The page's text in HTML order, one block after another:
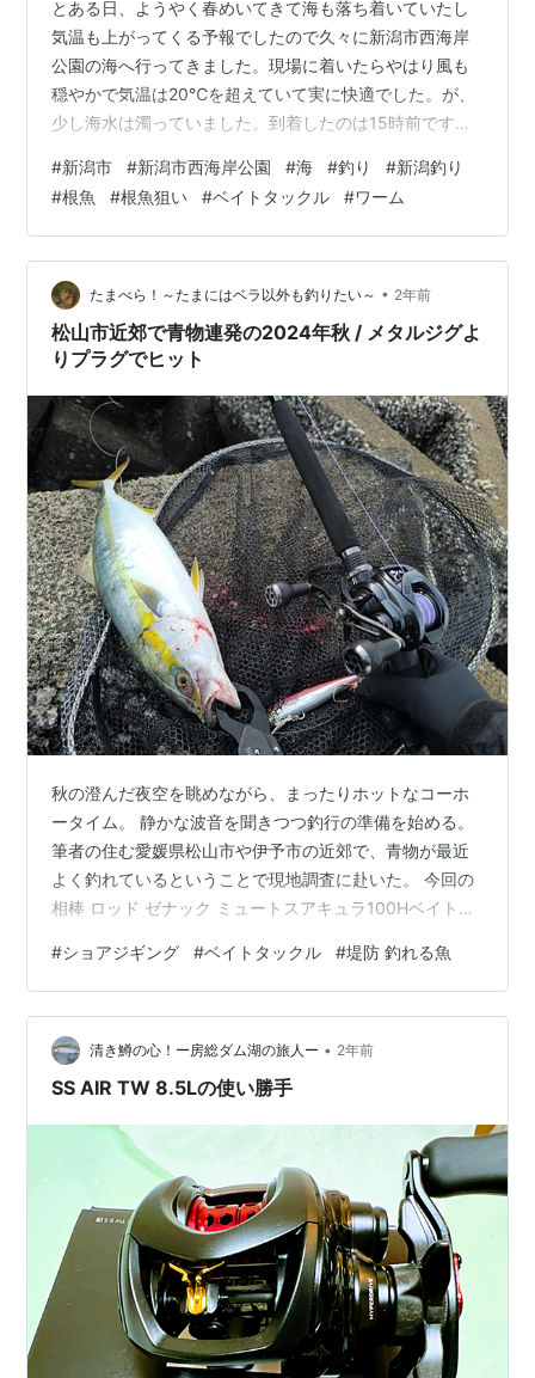
とある日、ようやく春めいてきて海も落ち着いていたし
気温も上がってくる予報でしたので久々に新潟市西海岸
公園の海へ行ってきました。現場に着いたらやはり風も
穏やかで気温は20℃を超えていて実に快適でした。が、
少し海水は濁っていました。到着したのは15時前です、
す。 で、観察するとコンクリートの岩に海藻がまだ付い
ていなくて白い！何か嫌な予感がしました。まだ海の中
は冬、水温は低いままみたいで、それを見越してこの日
は根魚狙いとしたのですが思っていたよりも更に良くな
いみたい。行く前に第九管区海上保安本部・館内各地の
水温をチェックしていたのですがそれによりますと…
#新潟市 #新潟市西海岸公園 #海 #釣り #新潟釣り
#根魚 #根魚狙い #ベイトタックル #ワーム
たまべら！～たまにはベラ以外も釣りたい～ • 2年前
松山市近郊で青物連発の2024年秋 / メタルジグよ
りプラグでヒット
秋の澄んだ夜空を眺めながら、まったりホットなコーホ
ータイム。 静かな波音を聞きつつ釣行の準備を始める。
筆者の住む愛媛県松山市や伊予市の近郊で、青物が最近
よく釣れているということで現地調査に赴いた。 今回の
相棒 ロッド ゼナック ミュートスアキュラ100Hベイトモ
レーキの安定感は流石の一言。 別日にはこちらの赤いリ
ールを使用 リール テイルウォーク ワイドバサルCA81L
遠心力ブレーキのタイプとなるこちらは、キャストフィ
ールがとても良い。 6個ある内部のブレーキシューを3つ
オフにして、メカニカルブレーキを気持ち強くするだけ
#ショアジギング #ベイトタックル #堤防 釣れる魚
清き鱒の心！ー房総ダム湖の旅人ー • 2年前
SS AIR TW 8.5Lの使い勝手